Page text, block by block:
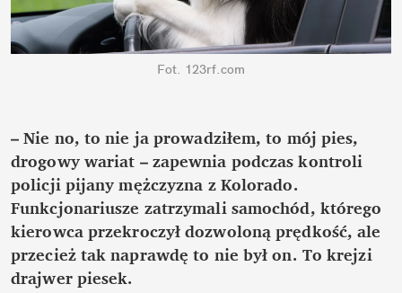
Fot. 123rf.com
– Nie no, to nie ja prowadziłem, to mój pies,
drogowy wariat – zapewnia podczas kontroli
policji pijany mężczyzna z Kolorado.
Funkcjonariusze zatrzymali samochód, którego
kierowca przekroczył dozwoloną prędkość, ale
przecież tak naprawdę to nie był on. To krejzi
drajwer piesek.